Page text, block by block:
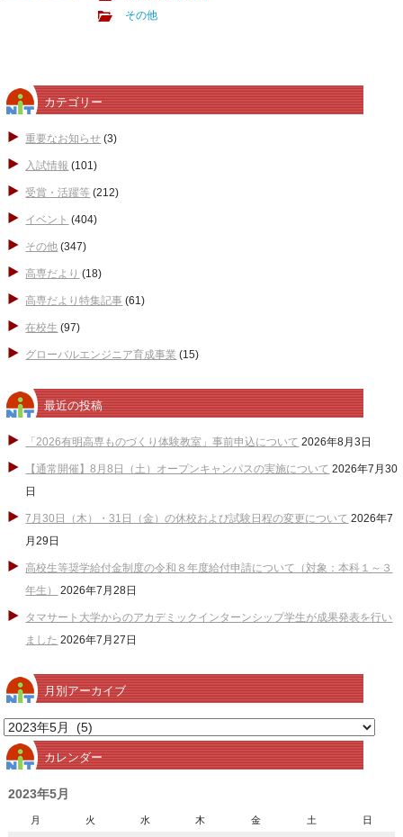
その他
カテゴリー
重要なお知らせ (3)
入試情報 (101)
受賞・活躍等 (212)
イベント (404)
その他 (347)
高専だより (18)
高専だより特集記事 (61)
在校生 (97)
グローバルエンジニア育成事業 (15)
最近の投稿
「2026有明高専ものづくり体験教室」事前申込について 2026年8月3日
【通常開催】8月8日（土）オープンキャンパスの実施について 2026年7月30
日
7月30日（木）・31日（金）の休校および試験日程の変更について 2026年7
月29日
高校生等奨学給付金制度の令和８年度給付申請について（対象：本科１～３
年生）
2026年7月28日
タマサート大学からのアカデミックインターンシップ学生が成果発表を行い
ました 2026年7月27日
月別アーカイブ
月
別
ア
ー
カレンダー
2023年5月
月 火 水 木 金 土 日